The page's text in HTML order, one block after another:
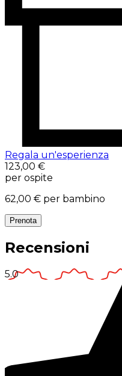
Regala un'esperienza
123,00 €
per ospite
62,00 € per bambino
Prenota
Recensioni
5.0